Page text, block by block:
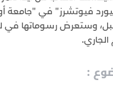
فيوتشرز" في "جامعة
وستعرض رسوماتها
: